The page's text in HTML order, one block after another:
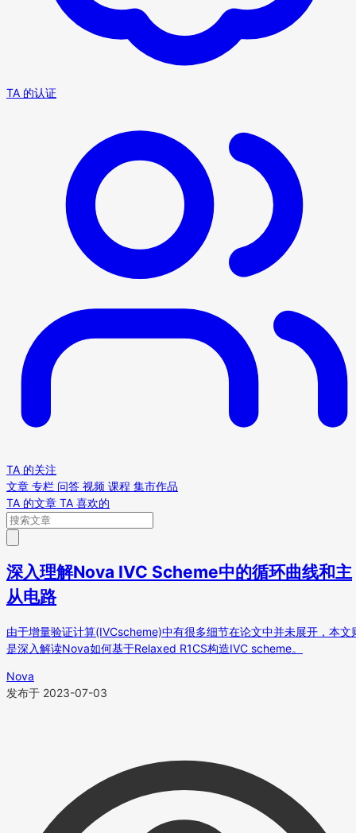
TA 的认证
TA 的关注
文章 专栏 问答 视频 课程 集市作品
TA 的文章 TA 喜欢的
深入理解Nova IVC Scheme中的循环曲线和主
从电路
由于增量验证计算(IVCscheme)中有很多细节在论文中并未展开，本文
是深入解读Nova如何基于Relaxed R1CS构造IVC scheme。
Nova
发布于 2023-07-03